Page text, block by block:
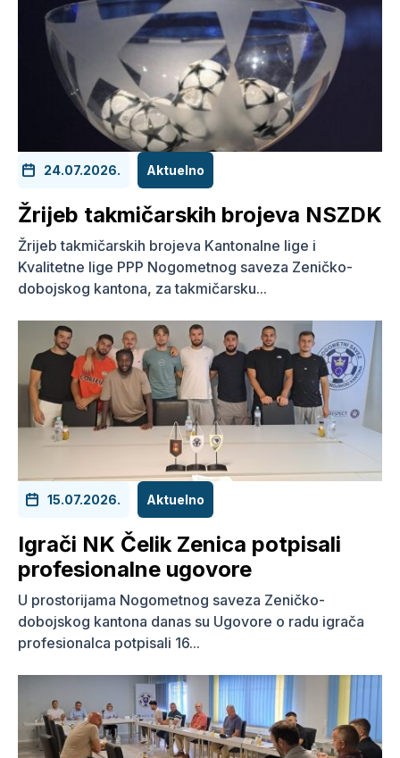
24.07.2026. Aktuelno
Žrijeb takmičarskih brojeva NSZDK
Žrijeb takmičarskih brojeva Kantonalne lige i
Kvalitetne lige PPP Nogometnog saveza Zeničko-
dobojskog kantona, za takmičarsku...
15.07.2026. Aktuelno
Igrači NK Čelik Zenica potpisali
profesionalne ugovore
U prostorijama Nogometnog saveza Zeničko-
dobojskog kantona danas su Ugovore o radu igrača
profesionalca potpisali 16...